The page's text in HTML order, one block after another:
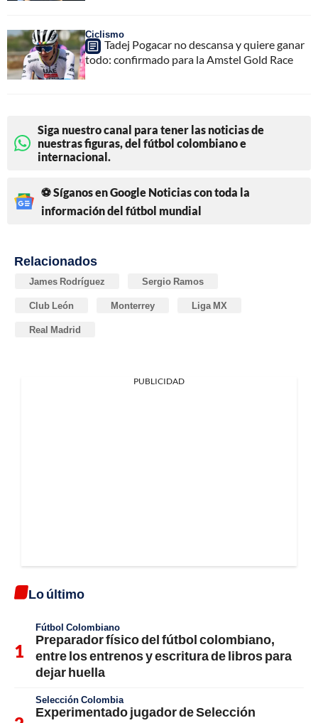
Ciclismo
Tadej Pogacar no descansa y quiere ganar
todo: confirmado para la Amstel Gold Race
Siga nuestro canal para tener las noticias de
nuestras figuras, del fútbol colombiano e
internacional.
⚽ Síganos en Google Noticias con toda la
información del fútbol mundial
Relacionados
James Rodríguez Sergio Ramos
Club León Monterrey Liga MX
Real Madrid
PUBLICIDAD
Lo último
Fútbol Colombiano
Preparador físico del fútbol colombiano,
entre los entrenos y escritura de libros para
dejar huella
Selección Colombia
Experimentado jugador de Selección